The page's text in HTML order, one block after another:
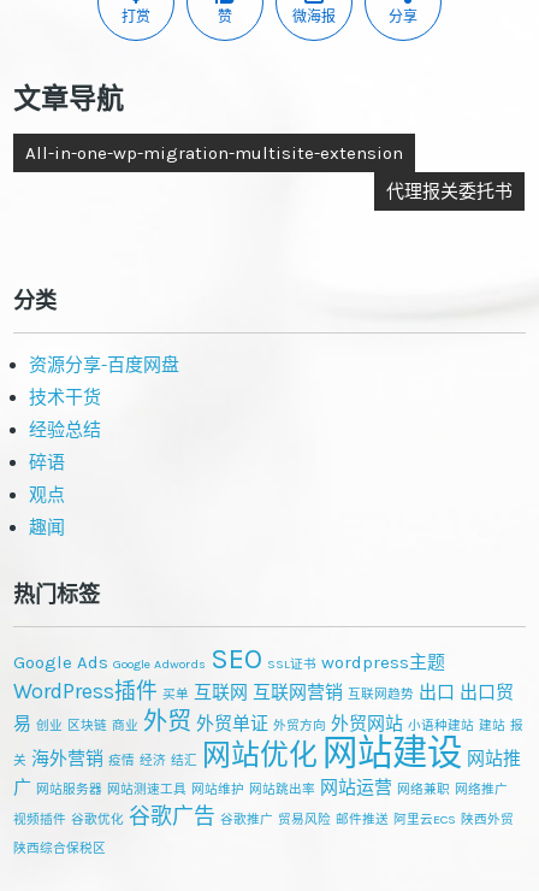
打赏 赞 微海报 分享
文章导航
All-in-one-wp-migration-multisite-extension
代理报关委托书
分类
资源分享-百度网盘
技术干货
经验总结
碎语
观点
趣闻
热门标签
Google Ads Google Adwords SEO SSL证书 wordpress主题
WordPress插件 买单 互联网 互联网营销 互联网趋势 出口 出口贸
易 创业 区块链 商业 外贸 外贸单证 外贸方向 外贸网站 小语种建站 建站 报
关 海外营销 疫情 经济 结汇 网站优化 网站建设 网站推
广 网站服务器 网站测速工具 网站维护 网站跳出率 网站运营 网络兼职 网络推广
视频插件 谷歌优化 谷歌广告 谷歌推广 贸易风险 邮件推送 阿里云ECS 陕西外贸
陕西综合保税区